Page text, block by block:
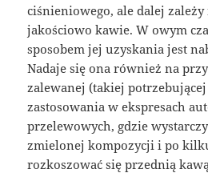
ciśnieniowego, ale dalej
jakościowo kawie. W owym
sposobem jej uzyskania jest
Nadaje się ona również na
zalewanej (takiej
zastosowania w ekspresach
przelewowych, gdzie
zmielonej kompozycji i po
rozkoszować się przednią